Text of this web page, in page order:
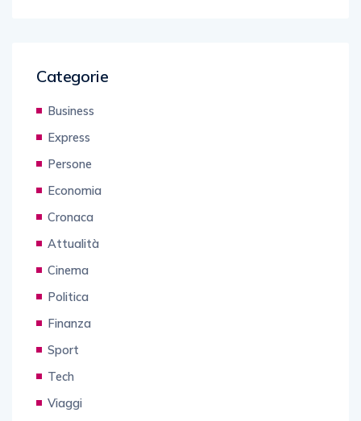
Categorie
Business
Express
Persone
Economia
Cronaca
Attualità
Cinema
Politica
Finanza
Sport
Tech
Viaggi